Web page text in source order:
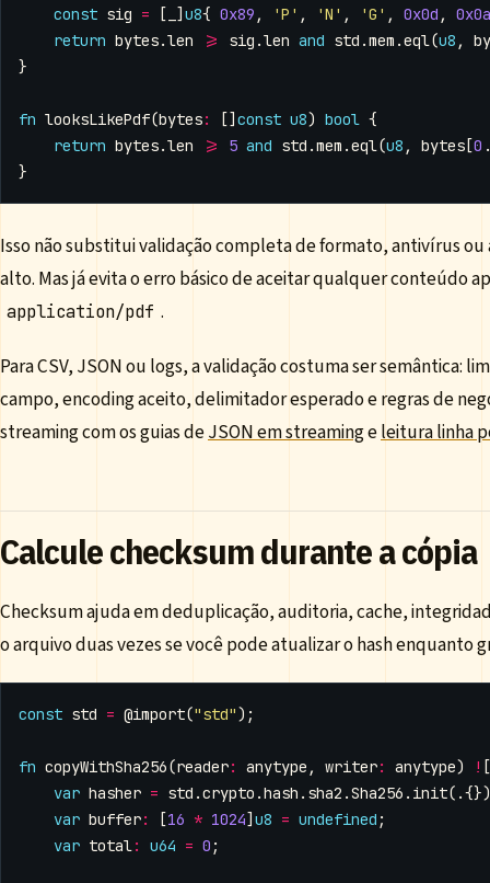
const sig = [ ] u8{ 0x89 , 'P' , 'N' , 'G' , 0x0d ,
0x0a
return bytes.len >= sig .len and std .mem .eql(u8 ,
}
fn looksLikePdf(bytes: [] const u8) bool {
return bytes.len >= 5 and std .mem .eql(u8 , bytes [0
}
Isso não substitui validação completa de formato, antivírus ou
alto. Mas já evita o erro básico de aceitar qualquer conteúdo
application/pdf .
Para CSV, JSON ou logs, a validação costuma ser semântica:
campo, encoding aceito, delimitador esperado e regras de
streaming com os guias deJSON em streamingeleitura linha
Calcule checksum durante a cópia
Checksum ajuda em deduplicação, auditoria, cache,
o arquivo duas vezes se você pode atualizar o hash enquanto
const std = @import("std");
fn copyWithSha256(reader: anytype , writer: anytype) ! [
var hasher = std .crypto .hash . sha2 .Sha256 . init
var buffer: [16 * 1024] u8 = undefined ;
var total: u64 = 0 ;